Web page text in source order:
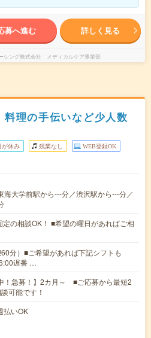
募へ進む 詳しく見る
シング株式会社 メディカルケア事業部
料理の手伝いなど少人数
が休み 残業なし WEB登録OK
海大学前駅から---分／渋沢駅から---分／
の相談OK！ ■希望の曜日があればご相
分）■ご希望があれば下記シフトも
遅番 …
！急募！】2カ月～ ■ご応募から最短2
可能です！
いOK